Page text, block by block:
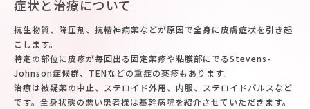
症状と治療について
抗生物質、降圧剤、抗精神病薬などが原因で全身に皮膚症状を引き起
こします。
特定の部位に皮疹が毎回出る固定薬疹や粘膜部にでるStevens-
Johnson症候群、TENなどの重症の薬疹もあります。
治療は被疑薬の中止、ステロイド外用、内服、ステロイドパルスなど
です。全身状態の悪い患者様は基幹病院を紹介させていただきます。